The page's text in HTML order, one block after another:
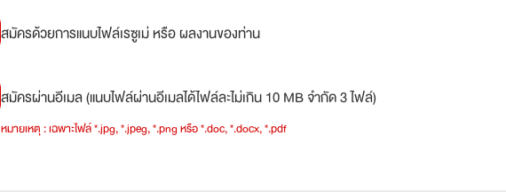
สมัครด้วยการแนบไฟล์เรซูเม่ หรือ ผลงานของท่าน
สมัครผ่านอีเมล (แนบไฟล์ผ่านอีเมลได้ไฟล์ละไม่เกิน 10 MB จำกัด 3 ไฟล์)
หมายเหตุ : เฉพาะไฟล์ *.jpg, *.jpeg, *.png หรือ *.doc, *.docx, *.pdf